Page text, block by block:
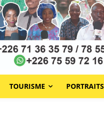
TOURISME PORTRAITS